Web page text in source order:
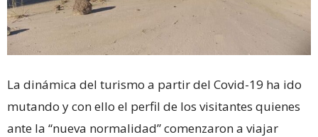
La dinámica del turismo a partir del Covid-19 ha ido
mutando y con ello el perfil de los visitantes quienes
ante la “nueva normalidad” comenzaron a viajar